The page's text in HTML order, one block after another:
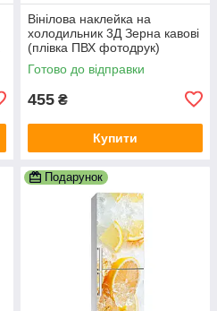
Вінілова наклейка на
холодильник 3Д Зерна кавові
(плівка ПВХ фотодрук)
600х1800 мм кави їжа
Готово до відправки
455 ₴
Купити
Подарунок